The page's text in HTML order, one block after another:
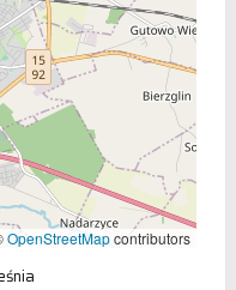
OpenStreetMapcontributors